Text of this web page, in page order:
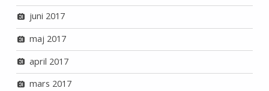
juni 2017
maj 2017
april 2017
mars 2017